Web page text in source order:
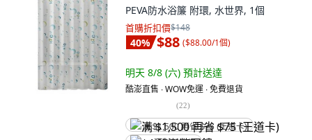
PEVA防水浴簾 附環, 水世界, 1個
首購折扣價$148
40% $88 ($88.00/1個)
明天 8/8 (六) 預計送達
酷澎直售 ∙ WOW免運 ∙ 免費退貨
(22)
满 $1,500 再省 $75 (王道卡)